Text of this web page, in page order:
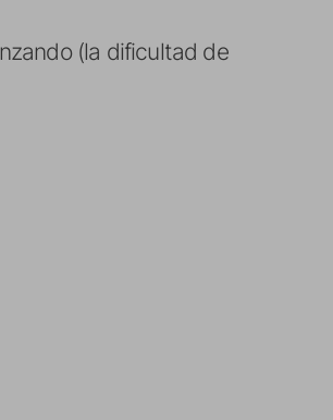
(la dificultad de